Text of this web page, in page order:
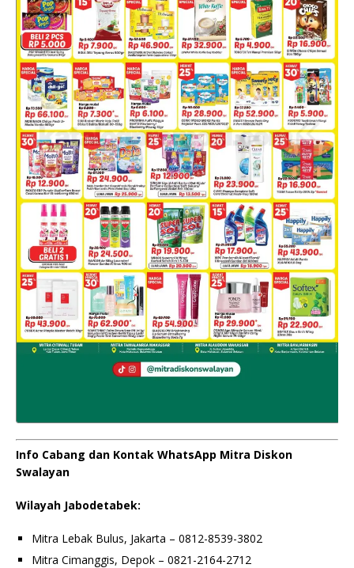
Info Cabang dan Kontak WhatsApp Mitra Diskon
Swalayan
Wilayah Jabodetabek:
Mitra Lebak Bulus, Jakarta – 0812-8539-3802
Mitra Cimanggis, Depok – 0821-2164-2712